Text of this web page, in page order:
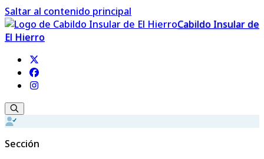
Saltar al contenido principal
Cabildo Insular de
El Hierro
Sección